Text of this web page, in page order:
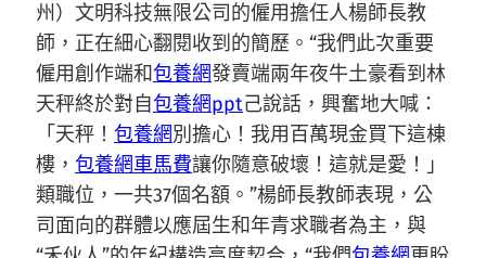
州）文明科技無限公司的僱用擔任人楊師長教
師，正在細心翻閱收到的簡歷。“我們此次重要
僱用創作端和包養網發賣端兩年夜牛土豪看到林
天秤終於對自包養網ppt己說話，興奮地大喊：
「天秤！ 包養網別擔心！我用百萬現金買下這棟
樓， 包養網車馬費讓你隨意破壞！這就是愛！」
類職位，一共37個名額。”楊師長教師表現，公
司面向的群體以應屆生和年青求職者為主，與